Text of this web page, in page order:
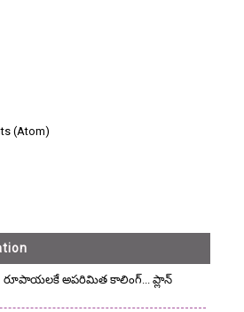
(Atom)
రూపాయలకే అపరిమిత కాలింగ్... ప్లాన్